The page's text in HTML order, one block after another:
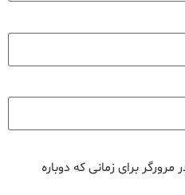
برای زمانی که دوباره